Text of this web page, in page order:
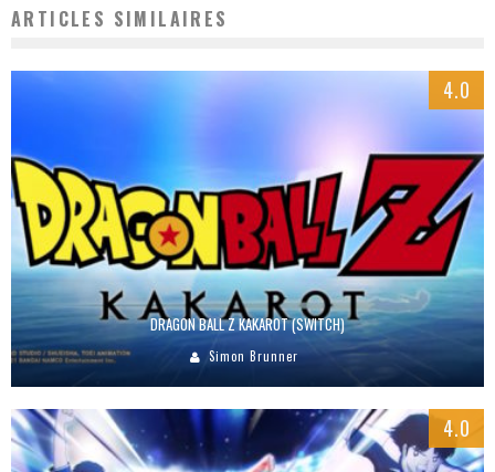
ARTICLES SIMILAIRES
4.0
DRAGON BALL Z KAKAROT (SWITCH)
Simon Brunner
4.0